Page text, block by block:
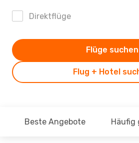
Direktflüge
Flug + Hotel
Flüge suchen
Beste Angebote Häufig